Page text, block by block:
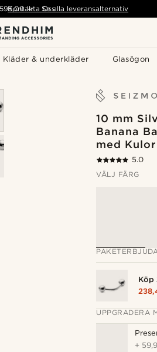
Kläder & underkläder Glasögon
595,00 kr - Se alla leveransalternativ
Kontakta Oss
10 mm
Banana
med Kulor
5.0
VÄLJ FÄRG
Köp
UPPGRADERA
+